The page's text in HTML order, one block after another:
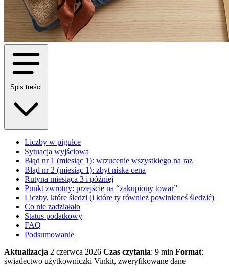
Spis treści
Liczby w pigułce
Sytuacja wyjściowa
Błąd nr 1 (miesiąc 1): wrzucenie wszystkiego na raz
Błąd nr 2 (miesiąc 1): zbyt niska cena
Rutyna miesiąca 3 i później
Punkt zwrotny: przejście na “zakupiony towar”
Liczby, które śledzi (i które ty również powinieneś śledzić)
Co nie zadziałało
Status podatkowy
FAQ
Podsumowanie
Aktualizacja 2 czerwca 2026 Czas czytania: 9 min Format:
świadectwo użytkowniczki Vinkit, zweryfikowane dane